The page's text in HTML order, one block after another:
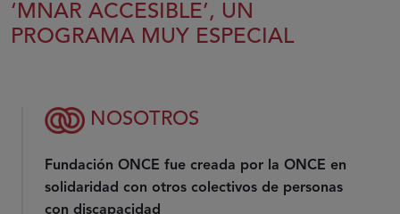
‘MNAR ACCESIBLE’, UN
PROGRAMA MUY ESPECIAL
NOSOTROS
Fundación ONCE fue creada por la ONCE en
solidaridad con otros colectivos de personas
con discapacidad